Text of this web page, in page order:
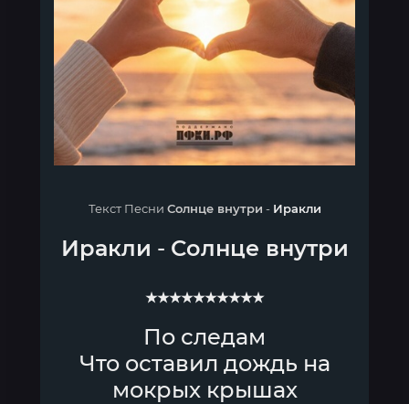
Текст Песни Солнце внутри - Иракли
Иракли - Солнце внутри
★★★★★★★★★★
По следам
Что оставил дождь на
мокрых крышах